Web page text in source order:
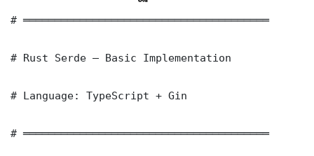
# ═══════════════════════════════════════
# Rust Serde — Basic Implementation
# Language: TypeScript + Gin
# ═══════════════════════════════════════